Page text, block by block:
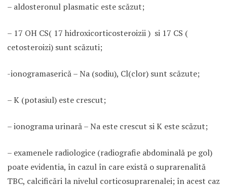
– aldosteronul plasmatic este scăzut;
– 17 OH CS( 17 hidroxicorticosteroizii ) si 17 CS (
cetosteroizi) sunt scăzuti;
-ionogramaserică – Na (sodiu), Cl(clor) sunt scăzute;
– K (potasiul) este crescut;
– ionograma urinară – Na este crescut si K este scăzut;
– examenele radiologice (radiografie abdominală pe gol)
poate evidentia, în cazul în care există o suprarenalită
TBC, calcificări la nivelul corticosuprarenalei; în acest caz